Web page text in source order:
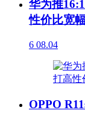
华为推
性价比宽
6 08.04
OPPO